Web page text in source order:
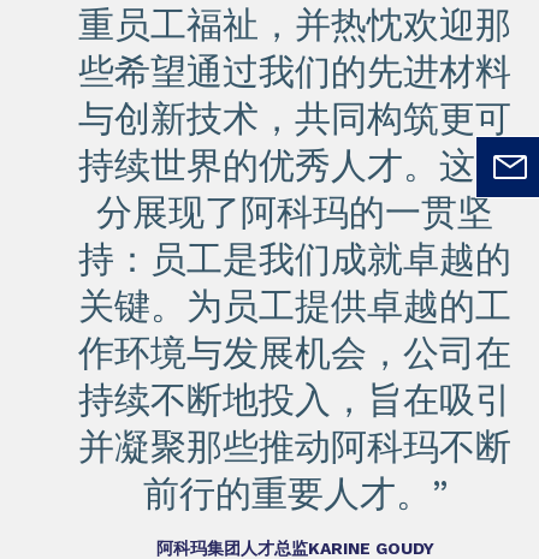
重员工福祉，并热忱欢迎那
些希望通过我们的先进材料
与创新技术，共同构筑更可
持续世界的优秀人才。这充
分展现了阿科玛的一贯坚
持：员工是我们成就卓越的
关键。为员工提供卓越的工
作环境与发展机会，公司在
持续不断地投入，旨在吸引
并凝聚那些推动阿科玛不断
前行的重要人才。”
阿科玛集团人才总监KARINE GOUDY